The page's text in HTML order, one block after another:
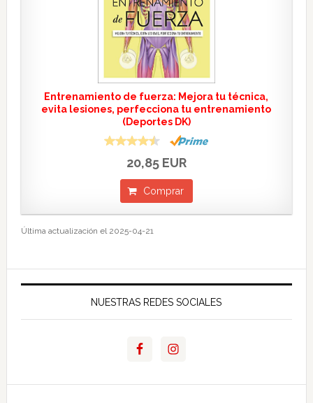
Entrenamiento de fuerza: Mejora tu técnica,
evita lesiones, perfecciona tu entrenamiento
(Deportes DK)
20,85 EUR
Comprar
Última actualización el 2025-04-21
NUESTRAS REDES SOCIALES